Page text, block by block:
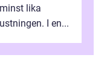
lika
I en...